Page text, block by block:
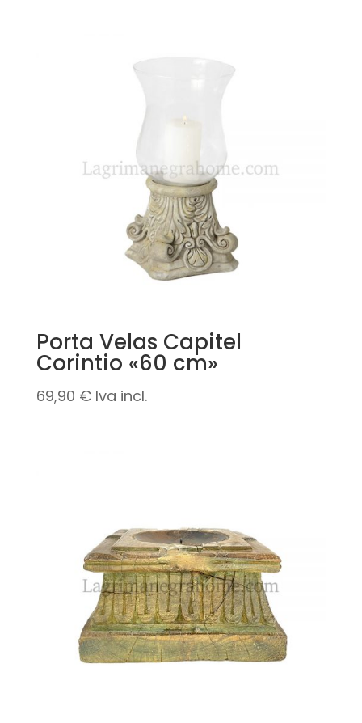
Porta Velas Capitel
Corintio «60 cm»
69,90 € Iva incl.